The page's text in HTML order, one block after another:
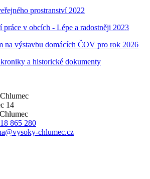
prostranství 2022
práce v obcích - Lépe a radostněji 2023
na výstavbu domácích ČOV pro rok 2026
a historické dokumenty
14
865 280
chlumec.cz